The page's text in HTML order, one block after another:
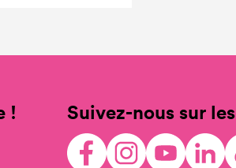
! Suivez-nous sur